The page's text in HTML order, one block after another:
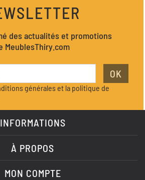
des actualités et promotions
MeublesThiry.com
OK
générales et la politique de
INFORMATIONS
À PROPOS
MON COMPTE